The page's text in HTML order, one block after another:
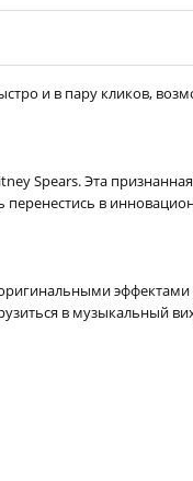
и в пару кликов,
Spears. Эта
в
в музыкальный